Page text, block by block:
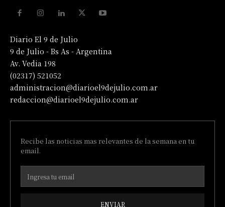
Diario El 9 de Julio
9 de Julio - Bs As - Argentina
Av. Vedia 198
(02317) 521052
administracion@diarioel9dejulio.com.ar
redaccion@diarioel9dejulio.com.ar
Recibe las noticias mas relevantes de la semana en tu
email.
ENVIAR